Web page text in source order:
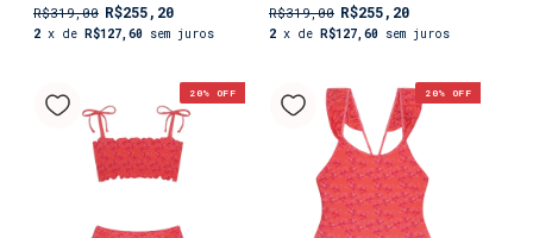
R$319,00 R$255,20
2 x de R$127,60 sem juros
R$319,00 R$255,20
2 x de R$127,60 sem juros
20% OFF 20% OFF